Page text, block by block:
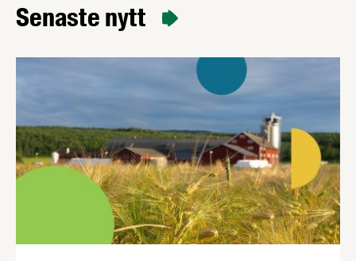
av Livsmedelsföretagen, Arla, Lantmännen, Scan
Senaste nytt